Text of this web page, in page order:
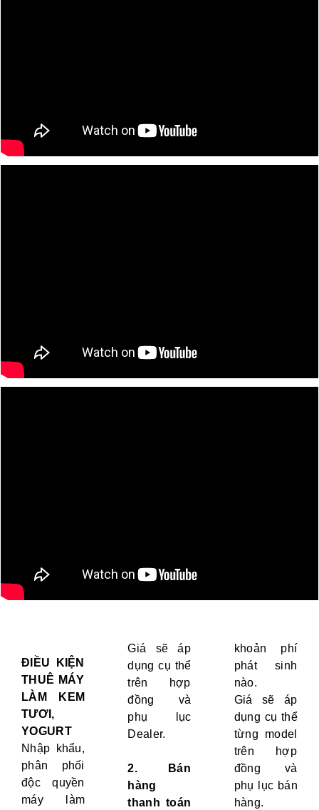
ĐIỀU KIỆN
THUÊ MÁY
LÀM KEM
TƯƠI,
YOGURT
Nhập khẩu,
phân phối
độc quyền
máy làm
Giá sẽ áp
dụng cụ thể
trên hợp
đồng và
phụ lục
Dealer.
2. Bán
hàng
thanh toán
khoản phí
phát sinh
nào.
Giá sẽ áp
dụng cụ thể
từng model
trên hợp
đồng và
phụ lục bán
hàng.